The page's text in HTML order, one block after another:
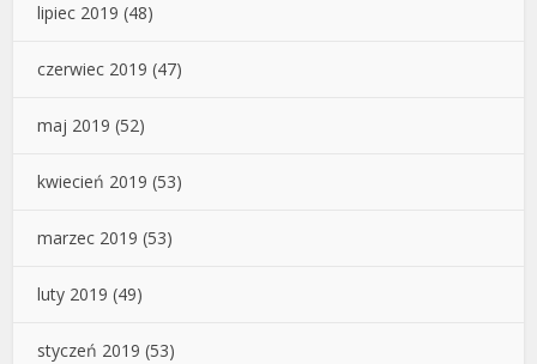
lipiec 2019 (48)
czerwiec 2019 (47)
maj 2019 (52)
kwiecień 2019 (53)
marzec 2019 (53)
luty 2019 (49)
styczeń 2019 (53)